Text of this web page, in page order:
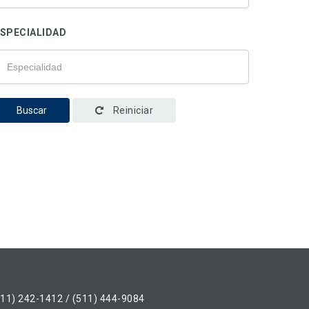
Buscar Reiniciar
242-1412 / (511) 444-9084